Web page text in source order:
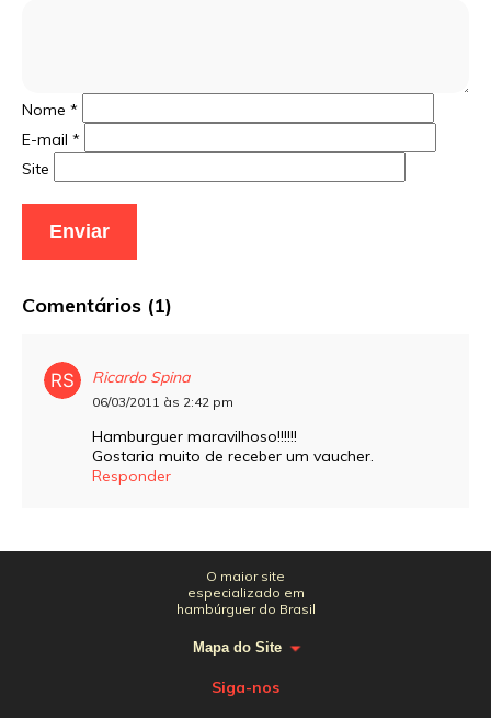
Nome *
E-mail *
Site
Comentários (1)
Ricardo Spina
06/03/2011 às 2:42 pm
Hamburguer maravilhoso!!!!!!
Gostaria muito de receber um vaucher.
Responder
O maior site
especializado em
hambúrguer do Brasil
Mapa do Site
Siga-nos